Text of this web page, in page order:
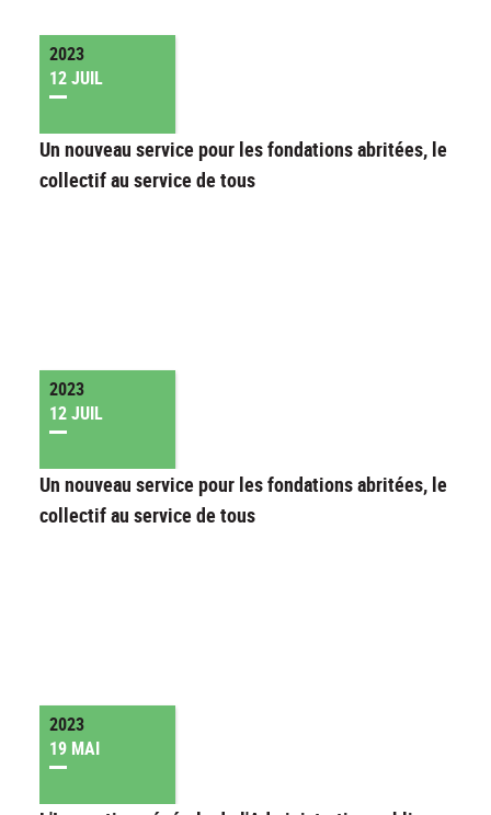
2023
12 JUIL
Un nouveau service pour les fondations abritées, le
collectif au service de tous
2023
12 JUIL
Un nouveau service pour les fondations abritées, le
collectif au service de tous
2023
19 MAI